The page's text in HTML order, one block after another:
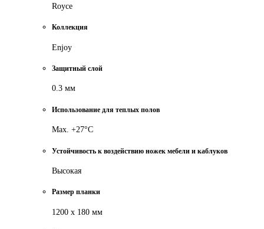
Royce
Коллекция
Enjoy
Защитный слой
0.3 мм
Использование для теплых полов
Max. +27°С
Устойчивость к воздействию ножек мебели и каблуков
Высокая
Размер планки
1200 х 180 мм